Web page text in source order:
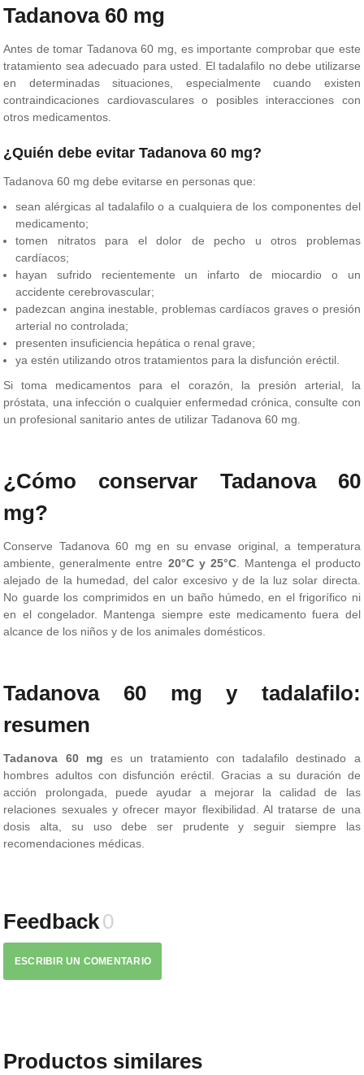
Tadanova 60 mg
Antes de tomar Tadanova 60 mg, es importante comprobar que este
tratamiento sea adecuado para usted. El tadalafilo no debe utilizarse
en determinadas situaciones, especialmente cuando existen
contraindicaciones cardiovasculares o posibles interacciones con
otros medicamentos.
¿Quién debe evitar Tadanova 60 mg?
Tadanova 60 mg debe evitarse en personas que:
sean alérgicas al tadalafilo o a cualquiera de los componentes del
medicamento;
tomen nitratos para el dolor de pecho u otros problemas
cardíacos;
hayan sufrido recientemente un infarto de miocardio o un
accidente cerebrovascular;
padezcan angina inestable, problemas cardíacos graves o presión
arterial no controlada;
presenten insuficiencia hepática o renal grave;
ya estén utilizando otros tratamientos para la disfunción eréctil.
Si toma medicamentos para el corazón, la presión arterial, la
próstata, una infección o cualquier enfermedad crónica, consulte con
un profesional sanitario antes de utilizar Tadanova 60 mg.
¿Cómo conservar Tadanova 60
mg?
Conserve Tadanova 60 mg en su envase original, a temperatura
ambiente, generalmente entre 20°C y 25°C. Mantenga el producto
alejado de la humedad, del calor excesivo y de la luz solar directa.
No guarde los comprimidos en un baño húmedo, en el frigorífico ni
en el congelador. Mantenga siempre este medicamento fuera del
alcance de los niños y de los animales domésticos.
Tadanova 60 mg y tadalafilo:
resumen
Tadanova 60 mg es un tratamiento con tadalafilo destinado a
hombres adultos con disfunción eréctil. Gracias a su duración de
acción prolongada, puede ayudar a mejorar la calidad de las
relaciones sexuales y ofrecer mayor flexibilidad. Al tratarse de una
dosis alta, su uso debe ser prudente y seguir siempre las
recomendaciones médicas.
Feedback0
ESCRIBIR UN COMENTARIO
Productos similares